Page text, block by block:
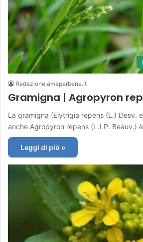
Redazione amaperbene.it
Gramigna | Agropyron
La gramigna (Elytrigia repens (L.) Desv.
anche Agropyron repens (L.) P. Beauv.)
Leggi di più »